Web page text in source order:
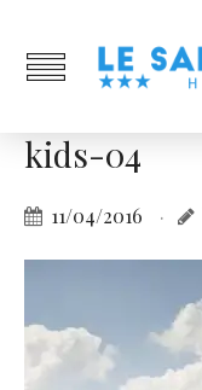
kids-04
11/04/2016